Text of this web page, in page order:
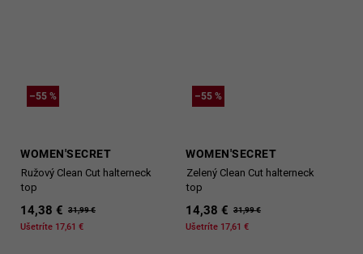
–55 %
WOMEN'SECRET
Ružový Clean Cut halterneck
top
14,38 € 31,99 €
Ušetríte 17,61 €
–55 %
WOMEN'SECRET
Zelený Clean Cut halterneck
top
14,38 € 31,99 €
Ušetríte 17,61 €